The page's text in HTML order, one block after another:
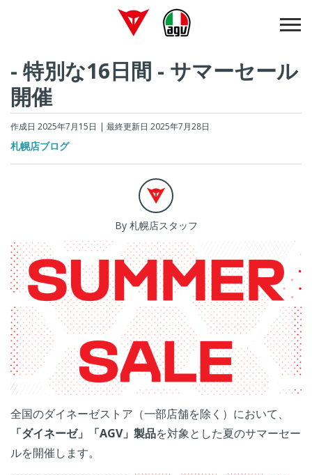
- 特別な16日間 - サマーセール
開催
作成日 2025年7月15日 | 最終更新日 2025年7月28日
札幌店ブログ
By 札幌店スタッフ
全国のダイネーゼストア（一部店舗を除く）において、
「ダイネーゼ」「AGV」製品を対象とした夏のサマーセー
ルを開催します。